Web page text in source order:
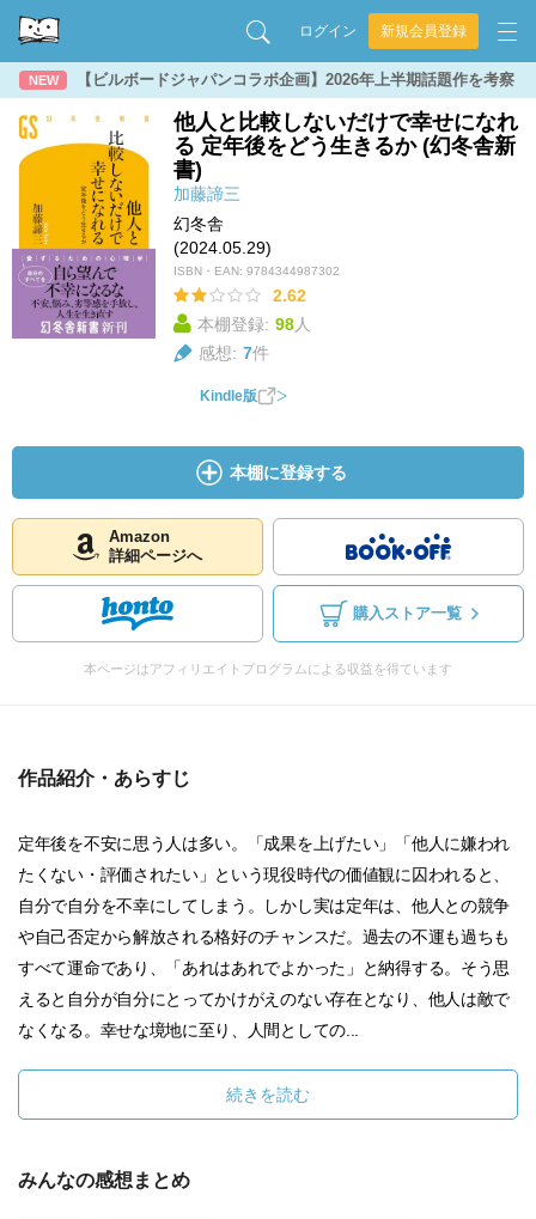
ログイン 新規会員登録
NEW 【ビルボードジャパンコラボ企画】2026年上半期話題作を考察
他人と比較しないだけで幸せになれ
る 定年後をどう生きるか (幻冬舎新
書)
加藤諦三
幻冬舎
(2024.05.29)
ISBN・EAN: 9784344987302
2.62
本棚登録: 98人
感想: 7件
Kindle版
本棚に登録する
Amazon
詳細ページへ
購入ストア一覧
本ページはアフィリエイトプログラムによる収益を得ています
作品紹介・あらすじ
定年後を不安に思う人は多い。「成果を上げたい」「他人に嫌われ
たくない・評価されたい」という現役時代の価値観に囚われると、
自分で自分を不幸にしてしまう。しかし実は定年は、他人との競争
や自己否定から解放される格好のチャンスだ。過去の不運も過ちも
すべて運命であり、「あれはあれでよかった」と納得する。そう思
えると自分が自分にとってかけがえのない存在となり、他人は敵で
なくなる。幸せな境地に至り、人間としての...
続きを読む
みんなの感想まとめ